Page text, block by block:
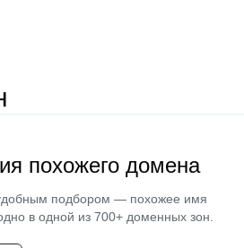
похожего домена
подбором — похожее имя
в одной из 700+ доменных зон.